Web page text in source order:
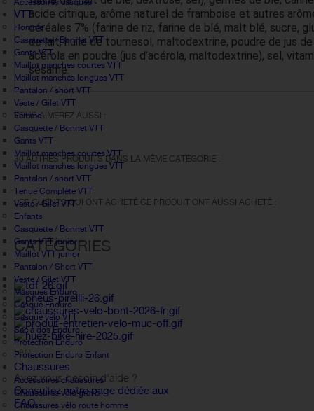
Accessoires casques
VTT
Homme
Casquette / Bonnet VTT
Gants VTT
Maillot manches courtes VTT
Maillot manches longues VTT
Pantalon / short VTT
Veste / Gilet VTT
Femme
Casquette / Bonnet VTT
Gants VTT
Maillot manches courtes VTT
Maillot manches longues VTT
Pantalon / short VTT
Tenue Complète VTT
Veste / Gilet VTT
Enfants
Casquette / Bonnet VTT
Gants VTT junior
Maillot VTT junior
Pantalon / Short VTT
Veste / Gilet VTT
Masques Enduro
Casque Enduro
Casque vélo VTT
Sac à dos Enduro
Protection Enduro
Protection Enduro Enfant
Chaussures
Accessoires chaussures
Chaussures vélo gravel
Chaussures vélo route homme
acide citrique, arôme naturel de framboise et autres
céréales 7% (farine de riz, farine de blé, malt blé, sucre,
delait, huile de tournesol, maltodextrine, poudre de jus
acérola en poudre (jus d’acérola, maltodextrine), sel,
sésame.
VOUS AIMEREZ AUSSI :
30 AUTRES PRODUITS DANS LA MÊME CATÉGORIE :
LES CLIENTS QUI ONT ACHETÉ CE PRODUIT ONT AUSSI ACHETÉ :
CATÉGORIES
FAQ
Avez vous besoin d'aide ?
Consultez notre page dédiée aux
FAQ.